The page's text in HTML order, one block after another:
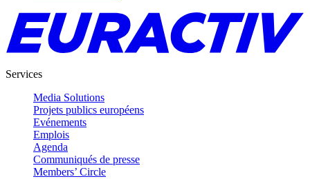
Services
Media Solutions
Projets publics européens
Evénements
Emplois
Agenda
Communiqués de presse
Members’ Circle